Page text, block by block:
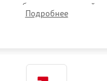
резьбовых соединений,
колец. Поиск причин
Подробнее